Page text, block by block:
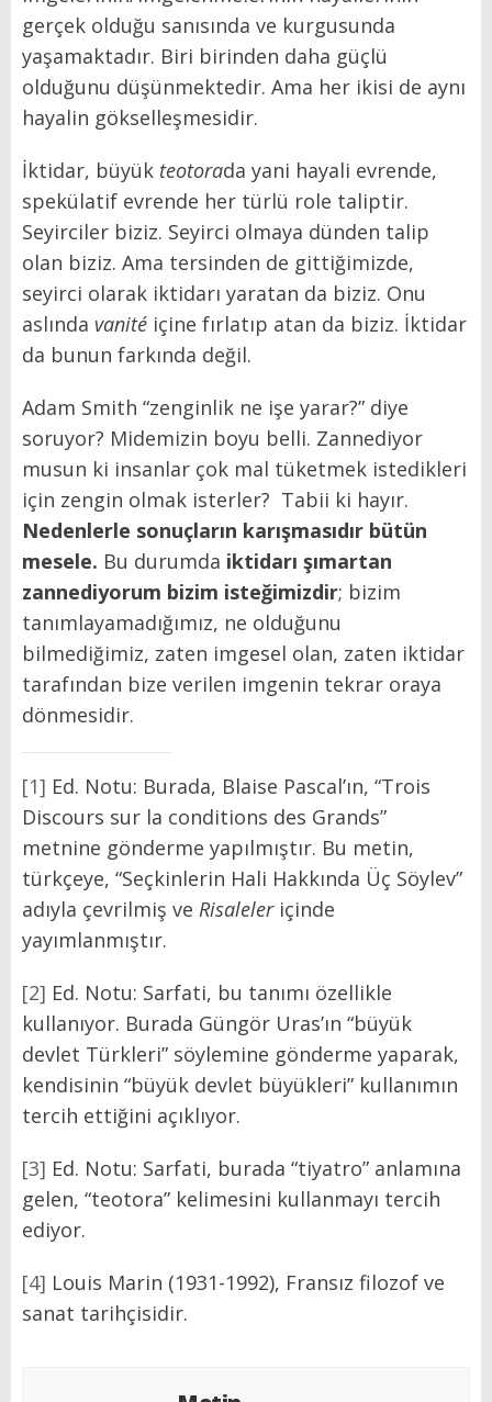
gerçek olduğu sanısında ve kurgusunda
yaşamaktadır. Biri birinden daha güçlü
olduğunu düşünmektedir. Ama her ikisi de aynı
hayalin gökselleşmesidir.
İktidar, büyük teotorada yani hayali evrende,
spekülatif evrende her türlü role taliptir.
Seyirciler biziz. Seyirci olmaya dünden talip
olan biziz. Ama tersinden de gittiğimizde,
seyirci olarak iktidarı yaratan da biziz. Onu
aslında vanité içine fırlatıp atan da biziz. İktidar
da bunun farkında değil.
Adam Smith “zenginlik ne işe yarar?” diye
soruyor? Midemizin boyu belli. Zannediyor
musun ki insanlar çok mal tüketmek istedikleri
için zengin olmak isterler? Tabii ki hayır.
Nedenlerle sonuçların karışmasıdır bütün
mesele. Bu durumda iktidarı şımartan
zannediyorum bizim isteğimizdir; bizim
tanımlayamadığımız, ne olduğunu
bilmediğimiz, zaten imgesel olan, zaten iktidar
tarafından bize verilen imgenin tekrar oraya
dönmesidir.
[1] Ed. Notu: Burada, Blaise Pascal’ın, “Trois
Discours sur la conditions des Grands”
metnine gönderme yapılmıştır. Bu metin,
türkçeye, “Seçkinlerin Hali Hakkında Üç Söylev”
adıyla çevrilmiş ve Risaleler içinde
yayımlanmıştır.
[2] Ed. Notu: Sarfati, bu tanımı özellikle
kullanıyor. Burada Güngör Uras’ın “büyük
devlet Türkleri” söylemine gönderme yaparak,
kendisinin “büyük devlet büyükleri” kullanımın
tercih ettiğini açıklıyor.
[3] Ed. Notu: Sarfati, burada “tiyatro” anlamına
gelen, “teotora” kelimesini kullanmayı tercih
ediyor.
[4] Louis Marin (1931-1992), Fransız filozof ve
sanat tarihçisidir.